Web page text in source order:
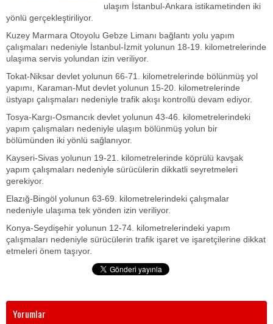
ulaşım İstanbul-Ankara istikametinden iki
yönlü gerçekleştiriliyor.
Kuzey Marmara Otoyolu Gebze Limanı bağlantı yolu yapım
çalışmaları nedeniyle İstanbul-İzmit yolunun 18-19. kilometrelerinde
ulaşıma servis yolundan izin veriliyor.
Tokat-Niksar devlet yolunun 66-71. kilometrelerinde bölünmüş yol
yapımı, Karaman-Mut devlet yolunun 15-20. kilometrelerinde
üstyapı çalışmaları nedeniyle trafik akışı kontrollü devam ediyor.
Tosya-Kargı-Osmancık devlet yolunun 43-46. kilometrelerindeki
yapım çalışmaları nedeniyle ulaşım bölünmüş yolun bir
bölümünden iki yönlü sağlanıyor.
Kayseri-Sivas yolunun 19-21. kilometrelerinde köprülü kavşak
yapım çalışmaları nedeniyle sürücülerin dikkatli seyretmeleri
gerekiyor.
Elazığ-Bingöl yolunun 63-69. kilometrelerindeki çalışmalar
nedeniyle ulaşıma tek yönden izin veriliyor.
Konya-Seydişehir yolunun 12-74. kilometrelerindeki yapım
çalışmaları nedeniyle sürücülerin trafik işaret ve işaretçilerine dikkat
etmeleri önem taşıyor.
Yorumlar